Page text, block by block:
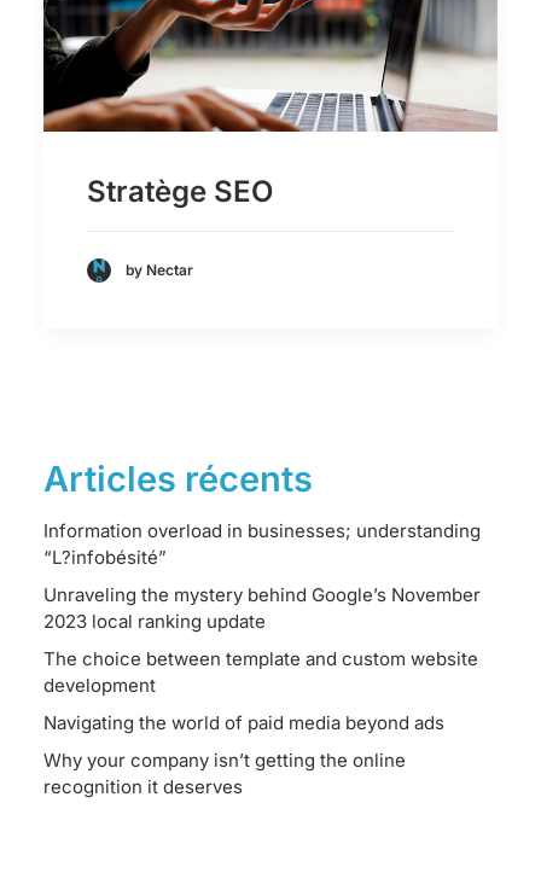
Stratège SEO
by Nectar
Articles récents
Information overload in businesses; understanding
“L?infobésité”
Unraveling the mystery behind Google’s November
2023 local ranking update
The choice between template and custom website
development
Navigating the world of paid media beyond ads
Why your company isn’t getting the online
recognition it deserves